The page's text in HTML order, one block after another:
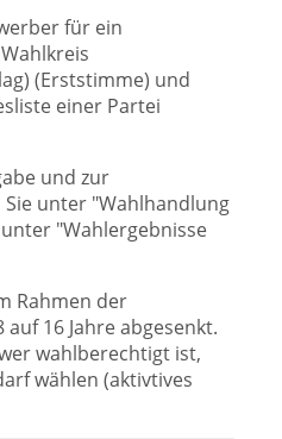
für ein
(Erststimme) und
einer Partei
und zur
unter "Wahlhandlung
"Wahlergebnisse
Rahmen der
16 Jahre abgesenkt.
wahlberechtigt ist,
wählen (aktivtives